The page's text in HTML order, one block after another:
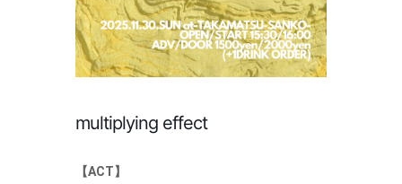
multiplying effect
【ACT】